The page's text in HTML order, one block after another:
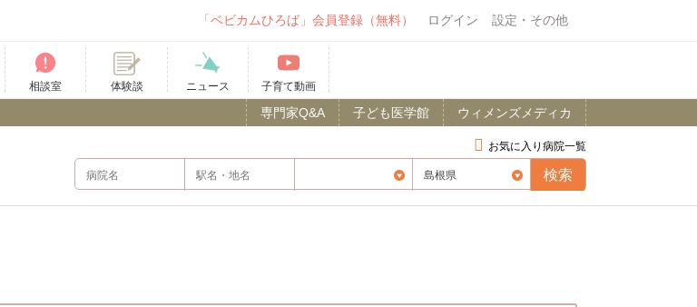
「ベビカムひろば」会員登録（無料） ログイン 設定・その他
相談室 体験談 ニュース 子育て動画
ウィメンズメディカ
子ども医学館
専門家Q&A
お気に入り病院一覧